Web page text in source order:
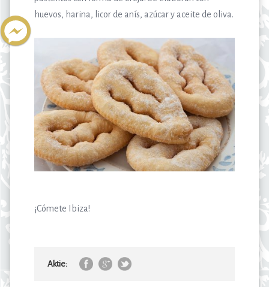
huevos, harina, licor de anís, azúcar y aceite de oliva.
¡Cómete Ibiza!
Aktie: